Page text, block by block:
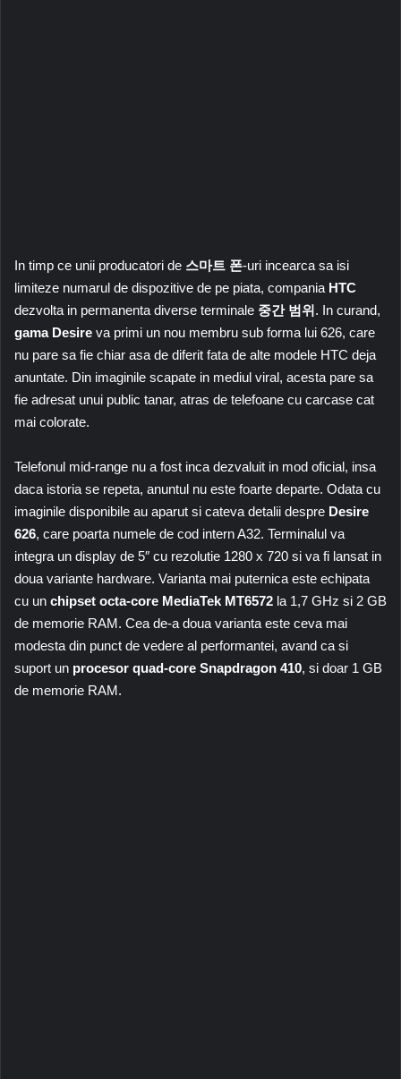
In timp ce unii producatori de 스마트 폰-uri incearca sa isi
limiteze numarul de dispozitive de pe piata, compania HTC
dezvolta in permanenta diverse terminale 중간 범위. In curand,
gama Desire va primi un nou membru sub forma lui 626, care
nu pare sa fie chiar asa de diferit fata de alte modele HTC deja
anuntate. Din imaginile scapate in mediul viral, acesta pare sa
fie adresat unui public tanar, atras de telefoane cu carcase cat
mai colorate.
Telefonul mid-range nu a fost inca dezvaluit in mod oficial, insa
daca istoria se repeta, anuntul nu este foarte departe. Odata cu
imaginile disponibile au aparut si cateva detalii despre Desire
626, care poarta numele de cod intern A32. Terminalul va
integra un display de 5″ cu rezolutie 1280 x 720 si va fi lansat in
doua variante hardware. Varianta mai puternica este echipata
cu un chipset octa-core MediaTek MT6572 la 1,7 GHz si 2 GB
de memorie RAM. Cea de-a doua varianta este ceva mai
modesta din punct de vedere al performantei, avand ca si
suport un procesor quad-core Snapdragon 410, si doar 1 GB
de memorie RAM.